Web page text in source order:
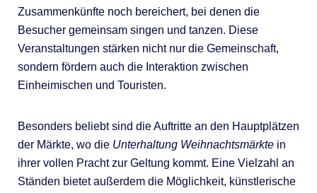
Zusammenkünfte noch bereichert, bei denen die
Besucher gemeinsam singen und tanzen. Diese
Veranstaltungen stärken nicht nur die Gemeinschaft,
sondern fördern auch die Interaktion zwischen
Einheimischen und Touristen.
Besonders beliebt sind die Auftritte an den Hauptplätzen
der Märkte, wo die Unterhaltung Weihnachtsmärktein
ihrer vollen Pracht zur Geltung kommt. Eine Vielzahl an
Ständen bietet außerdem die Möglichkeit, künstlerische